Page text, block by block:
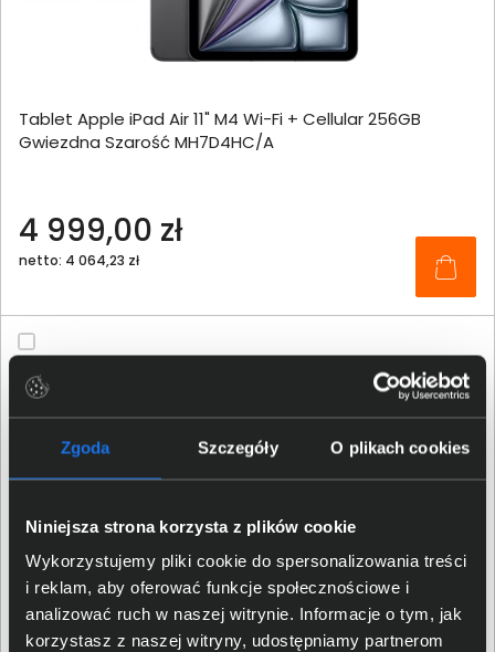
Zgoda Szczegóły O plikach cookies
Niniejsza strona korzysta z plików cookie
Wykorzystujemy pliki cookie do spersonalizowania treści
i reklam, aby oferować funkcje społecznościowe i
analizować ruch w naszej witrynie. Informacje o tym, jak
korzystasz z naszej witryny, udostępniamy partnerom
Tablet Apple iPad Air 11" M4 Wi-Fi + Cellular 256GB
Gwiezdna Szarość MH7D4HC/A
4 999,00 zł
netto: 4 064,23 zł